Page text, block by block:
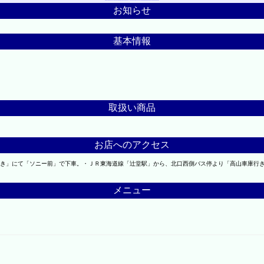
お知らせ
基本情報
取扱い商品
お店へのアクセス
にて「ソニー前」で下車。・ＪＲ東海道線「辻堂駅」から、北口西側バス停より「高山車庫行
メニュー